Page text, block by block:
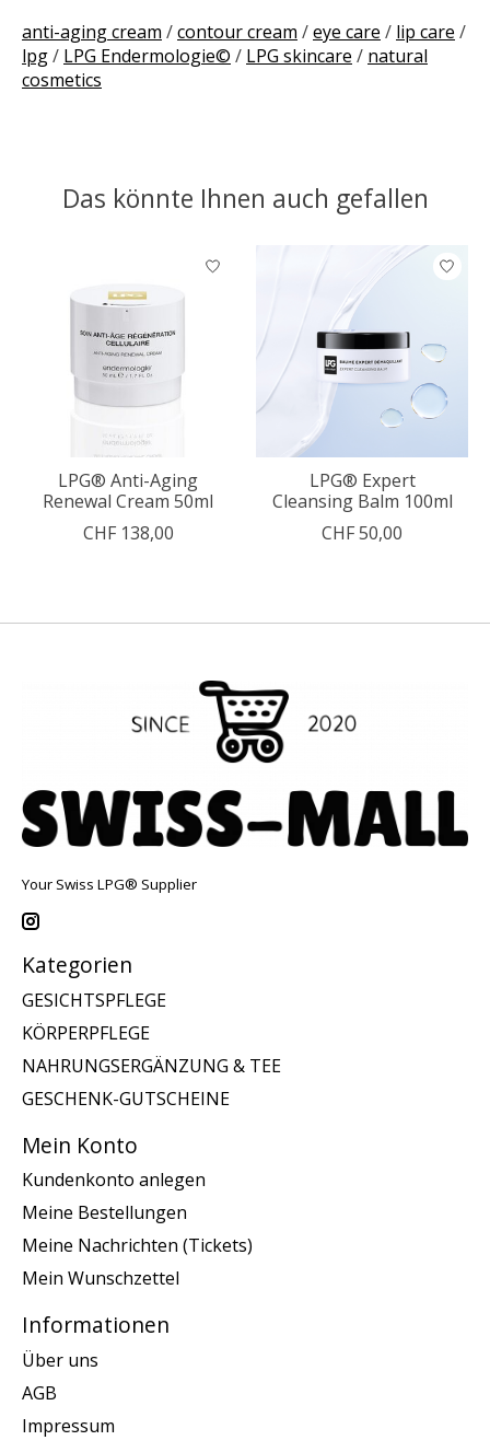
anti-aging cream /contour cream /eye care / lip care /
lpg/ LPG Endermologie© / LPG skincare / natural
cosmetics
Das könnte Ihnen auch gefallen
Produkt-Karussell-Artikel
LPG® Anti-Aging
Renewal Cream 50ml
CHF 138,00
LPG® Expert
Cleansing Balm 100ml
CHF 50,00
Your Swiss LPG® Supplier
Kategorien
GESICHTSPFLEGE
KÖRPERPFLEGE
NAHRUNGSERGÄNZUNG & TEE
GESCHENK-GUTSCHEINE
Mein Konto
Kundenkonto anlegen
Meine Bestellungen
Meine Nachrichten (Tickets)
Mein Wunschzettel
Informationen
Über uns
AGB
Impressum